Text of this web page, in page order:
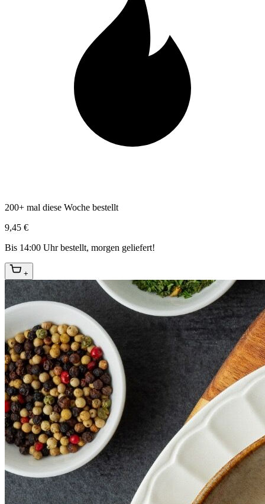
200+ mal diese Woche bestellt
9,45 €
Bis 14:00 Uhr bestellt, morgen geliefert!
+